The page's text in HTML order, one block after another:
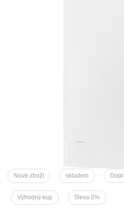
Nové zboží skladem
Výhodný kup Sleva 0%